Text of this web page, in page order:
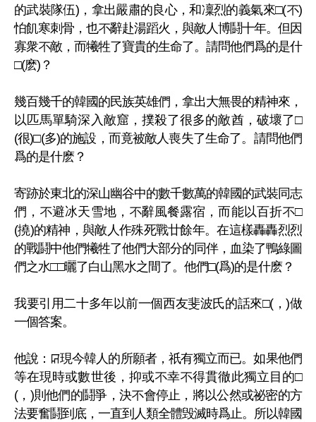
的武裝隊伍)，拿出嚴肅的良心，和凜烈的義氣來□(不)
怕飢寒刺骨，也不辭赴湯蹈火，與敵人博鬪十年。但因
寡衆不敵，而犧牲了寶貴的生命了。請問他們爲的是什
□(麽)？
幾百幾千的韓國的民族英雄們，拿出大無畏的精神來，
以匹馬單騎深入敵窟，撲殺了很多的敵酋，破壞了□
(很)□(多)的施設，而竟被敵人喪失了生命了。請問他們
爲的是什麽？
寄跡於東北的深山幽谷中的數千數萬的韓國的武裝同志
們，不避冰天雪地，不辭風餐露宿，而能以百折不□
(撓)的精神，與敵人作殊死戰廿餘年。在這樣轟轟烈烈
的戰鬪中他們犧牲了他們大部分的同伴，血染了鴨綠圖
們之水□□曬了白山黑水之間了。他們□(爲)的是什麽？
我要引用二十多年以前一個西友斐波氏的話來□(，)做
一個答案。
他說：ꡒ現今韓人的所願者，祇有獨立而已。如果他們
等在現時或數世後，抑或不幸不得貫徹此獨立目的□
(，)則他們的鬪爭，決不會停止，將以公然或祕密的方
法要奮鬪到底，一直到人類全體毁滅時爲止。所以韓國